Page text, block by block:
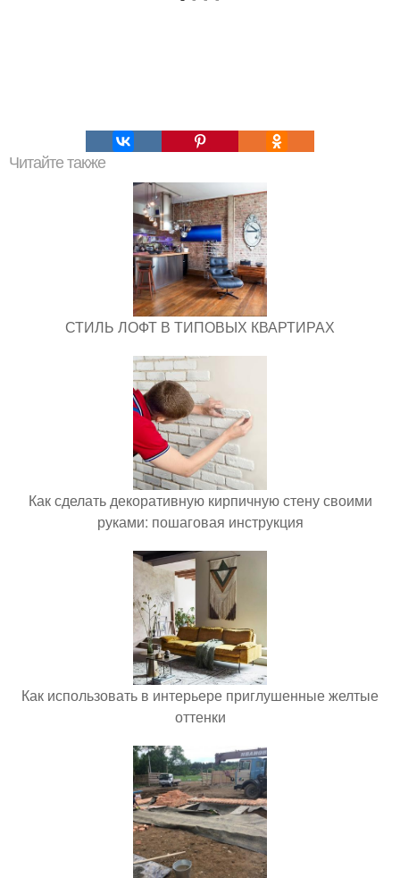
Читайте также
СТИЛЬ ЛОФТ В ТИПОВЫХ КВАРТИРАХ
Как сделать декоративную кирпичную стену своими
руками: пошаговая инструкция
Как использовать в интерьере приглушенные желтые
оттенки